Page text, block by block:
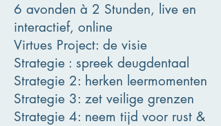
6 avonden à 2 Stunden, live en
interactief, online
Virtues Project: de visie
Strategie : spreek deugdentaal
Strategie 2: herken leermomenten
Strategie 3: zet veilige grenzen
Strategie 4: neem tijd voor rust &